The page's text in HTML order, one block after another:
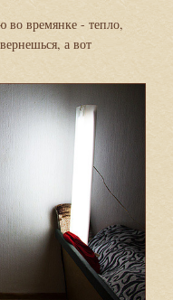
во времянке - тепло,
а вот